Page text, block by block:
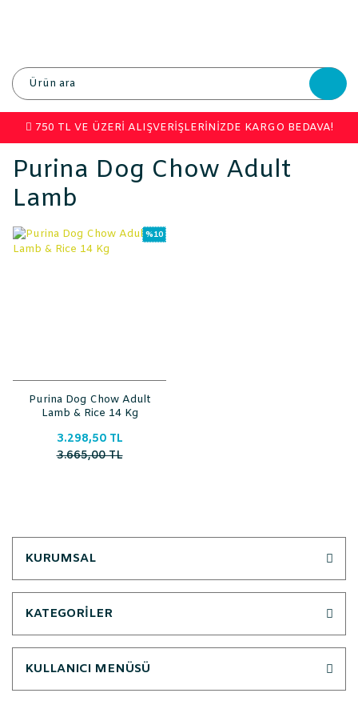
750 TL VE ÜZERİ ALIŞVERİŞLERİNİZDE KARGO BEDAVA!
Purina Dog Chow Adult
Lamb
%10
Purina Dog Chow Adult
Lamb & Rice 14 Kg
3.298,50 TL
3.665,00 TL
KURUMSAL
KATEGORİLER
KULLANICI MENÜSÜ